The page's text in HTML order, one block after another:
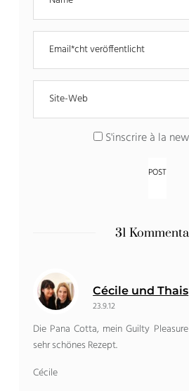
S'inscrire à la
31
Cécile und Thais
23.9.12
Die Pana Cotta, mein Guilty
sehr schönes Rezept.
Cécile